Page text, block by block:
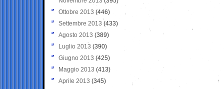
Ottobre 2013 (446)
Settembre 2013 (433)
Agosto 2013 (389)
Luglio 2013 (390)
Giugno 2013 (425)
Maggio 2013 (413)
Aprile 2013 (345)